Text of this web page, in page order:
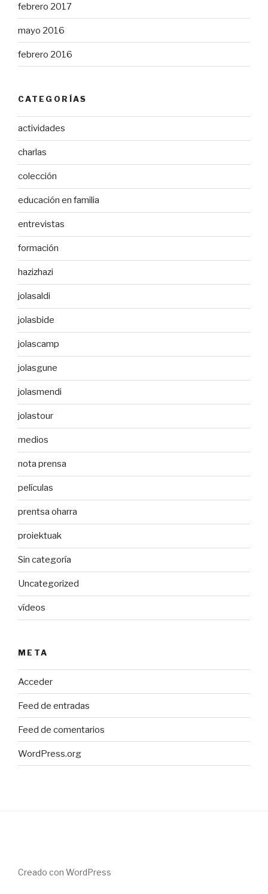
febrero 2017
mayo 2016
febrero 2016
CATEGORÍAS
actividades
charlas
colección
educación en familia
entrevistas
formación
hazizhazi
jolasaldi
jolasbide
jolascamp
jolasgune
jolasmendi
jolastour
medios
nota prensa
películas
prentsa oharra
proiektuak
Sin categoría
Uncategorized
vídeos
META
Acceder
Feed de entradas
Feed de comentarios
WordPress.org
Creado con WordPress